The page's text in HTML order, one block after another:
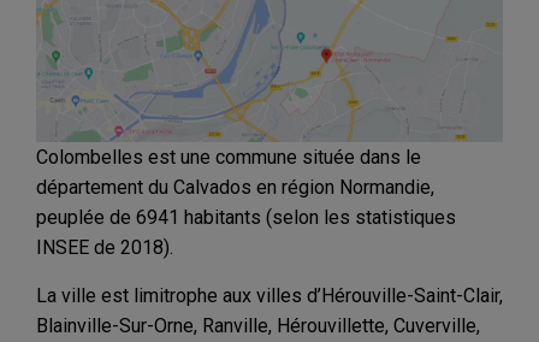
Colombelles est une commune située dans le
département du Calvados en région Normandie,
peuplée de 6941 habitants (selon les statistiques
INSEE de 2018).
La ville est limitrophe aux villes d’Hérouville-Saint-Clair,
Blainville-Sur-Orne, Ranville, Hérouvillette, Cuverville,